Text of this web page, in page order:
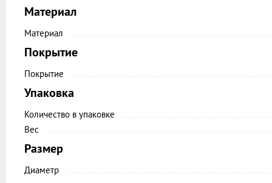
Материал
Материал
Покрытие
Покрытие
Упаковка
Количество в упаковке
Вес
Размер
Диаметр